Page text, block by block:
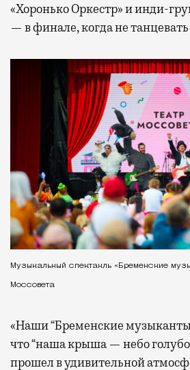
«Хоронько Оркестр» и инди-
— в финале, когда не
Музыкальный спектакль «Бременские
Моссовета
«Наши “Бременские
что “наша крыша — небо
прошел в удивительной